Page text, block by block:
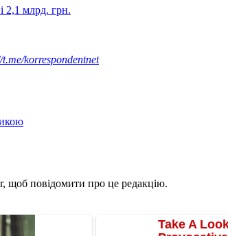
2,1 млрд. грн.
korrespondentnet
щоб повідомити про це редакцію.